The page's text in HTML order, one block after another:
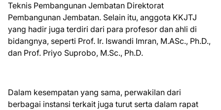
Teknis Pembangunan Jembatan Direktorat
Pembangunan Jembatan. Selain itu, anggota KKJTJ
yang hadir juga terdiri dari para profesor dan ahli di
bidangnya, seperti Prof. Ir. Iswandi Imran, M.ASc., Ph.D.,
dan Prof. Priyo Suprobo, M.Sc., Ph.D.
Dalam kesempatan yang sama, perwakilan dari
berbagai instansi terkait juga turut serta dalam rapat